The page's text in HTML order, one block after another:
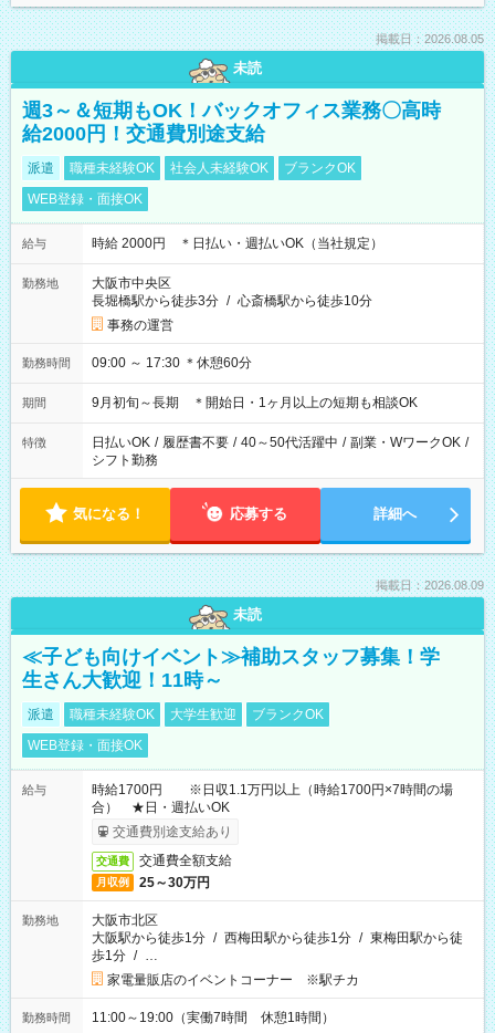
掲載日：2026.08.05
未読
週3～＆短期もOK！バックオフィス業務〇高時
給2000円！交通費別途支給
派遣 職種未経験OK 社会人未経験OK
ブランクOK
WEB登録・面接OK
給与 時給 2000円 ＊日払い・週払いOK（当社規定）
勤務地
大阪市中央区
長堀橋駅から徒歩3分 / 心斎橋駅から徒歩10分
事務の運営
勤務時間 09:00 ～ 17:30 ＊休憩60分
期間 9月初旬～長期 ＊開始日・1ヶ月以上の短期も相談OK
特徴 日払いOK / 履歴書不要 / 40～50代活躍中 / 副業・WワークOK /
シフト勤務
気になる！ 応募する 詳細へ
掲載日：2026.08.09
未読
≪子ども向けイベント≫補助スタッフ募集！学
生さん大歓迎！11時～
派遣 職種未経験OK 大学生歓迎
ブランクOK
WEB登録・面接OK
給与
時給1700円 ※日収1.1万円以上（時給1700円×7時間の場
合） ★日・週払いOK
交通費別途支給あり
交通費 交通費全額支給
月収例 25～30万円
勤務地
大阪市北区
大阪駅から徒歩1分 / 西梅田駅から徒歩1分 / 東梅田駅から徒
歩1分 / …
家電量販店のイベントコーナー ※駅チカ
勤務時間 11:00～19:00（実働7時間 休憩1時間）